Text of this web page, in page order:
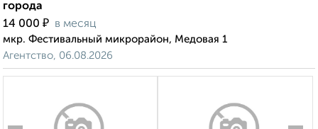
города
14 000 ₽ в месяц
мкр. Фестивальный микрорайон, Медовая 1
Агентство, 06.08.2026